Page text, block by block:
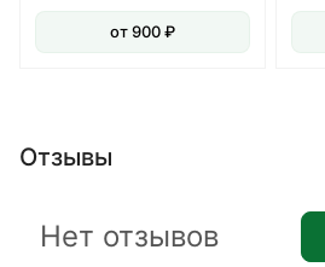
от 900 ₽
Отзывы
Нет отзывов